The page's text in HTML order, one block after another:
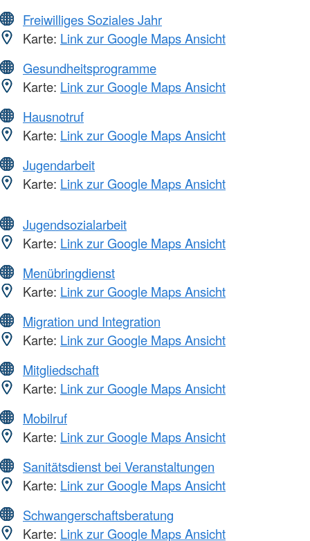
Freiwilliges Soziales Jahr
Karte: Link zur Google Maps Ansicht
Gesundheitsprogramme
Karte: Link zur Google Maps Ansicht
Hausnotruf
Karte: Link zur Google Maps Ansicht
Jugendarbeit
Karte: Link zur Google Maps Ansicht
Jugendsozialarbeit
Karte: Link zur Google Maps Ansicht
Menübringdienst
Karte: Link zur Google Maps Ansicht
Migration und Integration
Karte: Link zur Google Maps Ansicht
Mitgliedschaft
Karte: Link zur Google Maps Ansicht
Mobilruf
Karte: Link zur Google Maps Ansicht
Sanitätsdienst bei Veranstaltungen
Karte: Link zur Google Maps Ansicht
Schwangerschaftsberatung
Karte: Link zur Google Maps Ansicht